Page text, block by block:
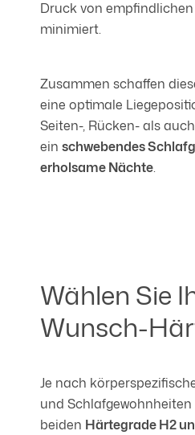
Druck von
minimiert.
Zusammen schaffen
eine optimale
Seiten-, Rücken- als
ein schwebendes
erholsame Nächte.
Wählen Sie
Wunsch-
Je nach
und
beiden Härtegrade H2